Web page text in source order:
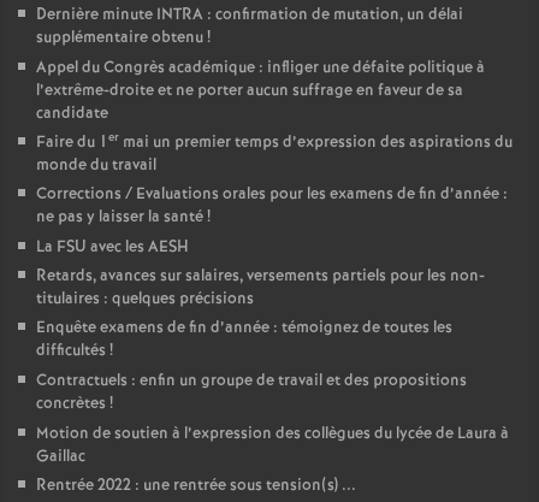
Dernière minute INTRA : confirmation de mutation, un délai
supplémentaire obtenu!
Appel du Congrès académique : infliger une défaite politique à
l’extrême-droite et ne porter aucun suffrage en faveur de sa
candidate
Faire du 1 er mai un premier temps d’expression des aspirations du
monde du travail
Corrections / Evaluations orales pour les examens de fin d’année :
ne pas y laisser la santé!
La FSU avec les AESH
Retards, avances sur salaires, versements partiels pour les non-
titulaires : quelques précisions
Enquête examens de fin d’année : témoignez de toutes les
difficultés !
Contractuels : enfin un groupe de travail et des propositions
concrètes !
Motion de soutien à l’expression des collègues du lycée de Laura à
Gaillac
Rentrée 2022 : une rentrée sous tension(s) ...